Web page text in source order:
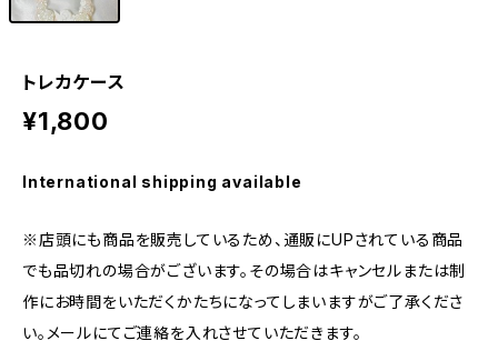
トレカケース
¥1,800
International shipping available
※店頭にも商品を販売しているため、通販にUPされている商品
でも品切れの場合がございます。その場合はキャンセルまたは制
作にお時間をいただくかたちになってしまいますがご了承くださ
い。メールにてご連絡を入れさせていただきます。